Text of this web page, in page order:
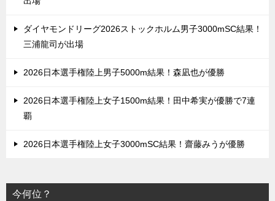
ダイヤモンドリーグ2026ストックホルム男子3000mSC結果！
三浦龍司が出場
2026日本選手権陸上男子5000m結果！森凪也が優勝
2026日本選手権陸上女子1500m結果！田中希実が優勝で7連
覇
2026日本選手権陸上女子3000mSC結果！齋藤みうが優勝
今何位？